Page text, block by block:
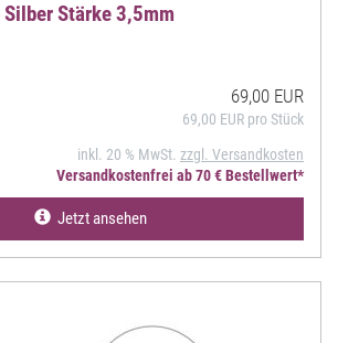
Stärke 3,5mm
69,00 EUR
69,00 EUR pro Stück
inkl. 20 % MwSt. zzgl. Versandkosten
Versandkostenfrei ab 70 € Bestellwert*
Jetzt ansehen